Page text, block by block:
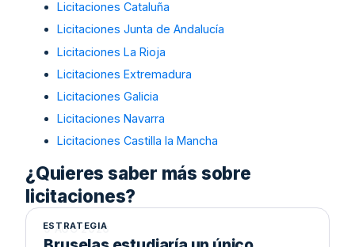
Licitaciones Cataluña
Licitaciones Junta de Andalucía
Licitaciones La Rioja
Licitaciones Extremadura
Licitaciones Galicia
Licitaciones Navarra
Licitaciones Castilla la Mancha
¿Quieres saber más sobre
licitaciones?
ESTRATEGIA
9 AGO 2026